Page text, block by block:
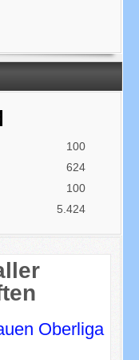
100
624
100
5.424
Oberliga